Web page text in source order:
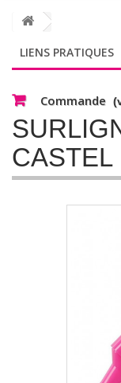
LIENS PRATIQUES
Commande
CASTEL